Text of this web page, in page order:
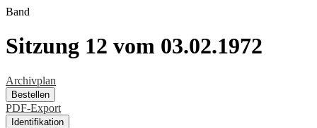
Band
Sitzung 12 vom 03.02.1972
Archivplan
Bestellen
PDF-Export
Identifikation